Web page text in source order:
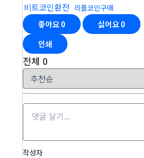
비트코인환전 리플코인구매
좋아요0 싫어요0
인쇄
전체 0
작성자